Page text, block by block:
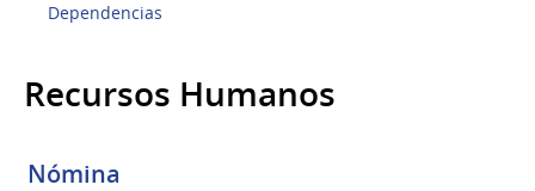
Dependencias
Recursos Humanos
Nómina